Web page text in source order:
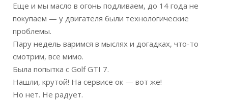
Еще и мы масло в огонь подливаем, до 14 года не
покупаем — у двигателя были технологические
проблемы.
Пару недель варимся в мыслях и догадках, что-то
смотрим, все мимо.
Была попытка с Golf GTI 7.
Нашли, крутой! На сервисе ок — вот же!
Но нет. Не радует.